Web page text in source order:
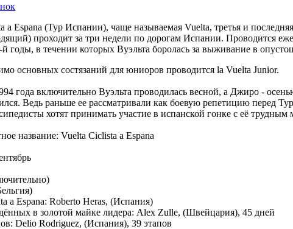
a Espana (Тур Испании), чаще называемая Vuelta, третья и
проходит за три недели по дорогам Испании. Проводится
й годы, в течении которых Вуэльта боролась за выживание в
основных состязаний для юниоров проводится la Vuelta Junior.
года включительно Вуэльта проводилась весной, а Джиро -
Ведь раньше ее рассматривали как боевую репетицию перед
хотят принимать участие в испанской гонке с её
название: Vuelta Ciclista a Espana
a Espana: Roberto Heras, (Испания)
в золотой майке лидера: Alex Zulle, (Швейцария), 45 дней
Delio Rodriguez, (Испания), 39 этапов